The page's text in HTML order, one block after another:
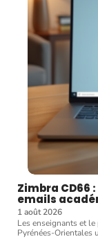
Zimbra CD66
emails
1 août 2026
Les enseignants et
Pyrénées-Orientales